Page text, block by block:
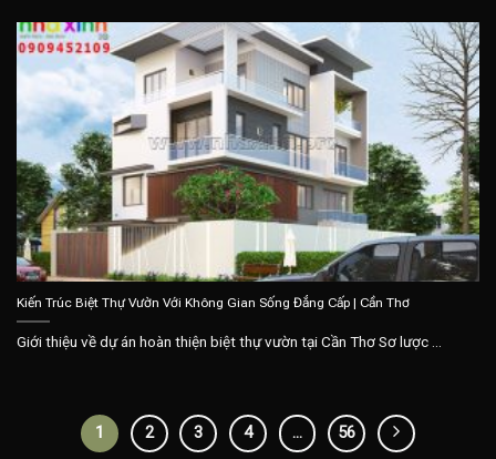
Kiến Trúc Biệt Thự Vườn Với Không Gian Sống Đẳng Cấp | Cần Thơ
Giới thiệu về dự án hoàn thiện biệt thự vườn tại Cần Thơ Sơ lược ...
1 2 3 4 … 56